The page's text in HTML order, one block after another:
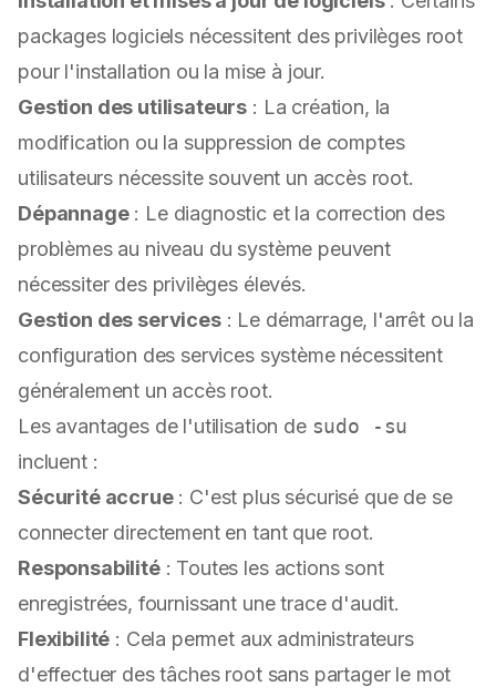
packages logiciels nécessitent des privilèges root
pour l'installation ou la mise à jour.
Gestion des utilisateurs : La création, la
modification ou la suppression de comptes
utilisateurs nécessite souvent un accès root.
Dépannage: Le diagnostic et la correction des
problèmes au niveau du système peuvent
nécessiter des privilèges élevés.
Gestion des services: Le démarrage, l'arrêt ou la
configuration des services système nécessitent
généralement un accès root.
Les avantages de l'utilisation de sudo -su
incluent :
Sécurité accrue: C'est plus sécurisé que de se
connecter directement en tant que root.
Responsabilité: Toutes les actions sont
enregistrées, fournissant une trace d'audit.
Flexibilité : Cela permet aux administrateurs
d'effectuer des tâches root sans partager le mot